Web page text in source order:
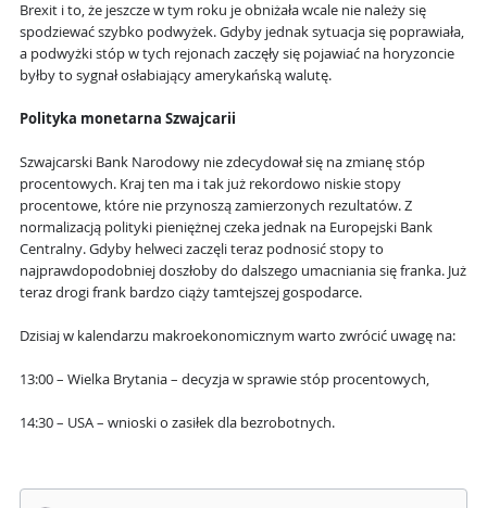
Brexit i to, że jeszcze w tym roku je obniżała wcale nie należy się
spodziewać szybko podwyżek. Gdyby jednak sytuacja się poprawiała,
a podwyżki stóp w tych rejonach zaczęły się pojawiać na horyzoncie
byłby to sygnał osłabiający amerykańską walutę.
Polityka monetarna Szwajcarii
Szwajcarski Bank Narodowy nie zdecydował się na zmianę stóp
procentowych. Kraj ten ma i tak już rekordowo niskie stopy
procentowe, które nie przynoszą zamierzonych rezultatów. Z
normalizacją polityki pieniężnej czeka jednak na Europejski Bank
Centralny. Gdyby helweci zaczęli teraz podnosić stopy to
najprawdopodobniej doszłoby do dalszego umacniania się franka. Już
teraz drogi frank bardzo ciąży tamtejszej gospodarce.
Dzisiaj w kalendarzu makroekonomicznym warto zwrócić uwagę na:
13:00 – Wielka Brytania – decyzja w sprawie stóp procentowych,
14:30 – USA – wnioski o zasiłek dla bezrobotnych.